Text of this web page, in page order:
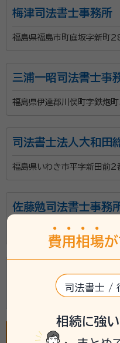
梅津司法書士事務所
福島県福島市町庭坂字新町
三浦一昭司法書士事
福島県伊達郡川俣町字鉄炮
司法書士法人大和田
福島県いわき市平字新田前2
佐藤勉司法書士事務
福島県伊達市根岸5-26
橋本善彦司法書士事
福島県郡山市安積町日出山
費用 相場が
司法書士 /
相続に強